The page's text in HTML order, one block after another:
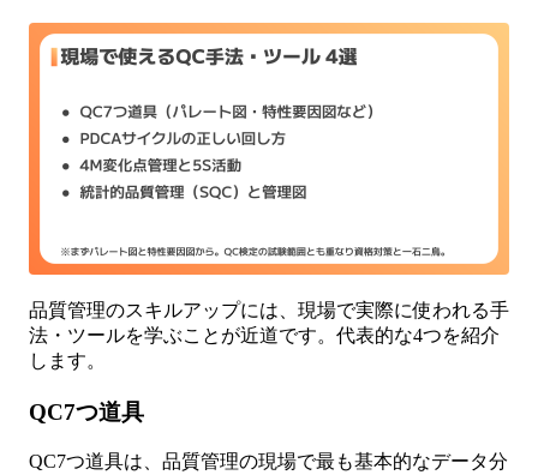
品質管理のスキルアップには、現場で実際に使われる手
法・ツールを学ぶことが近道です。代表的な4つを紹介
します。
QC7つ道具
QC7つ道具は、品質管理の現場で最も基本的なデータ分